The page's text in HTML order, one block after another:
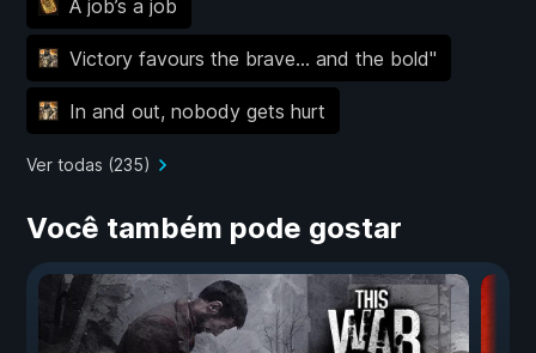
A job’s a job
Victory favours the brave... and the bold"
In and out, nobody gets hurt
Ver todas (235)
Você também pode gostar